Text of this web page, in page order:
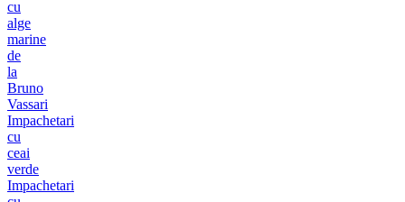
cu
alge
marine
de
la
Bruno
Vassari
Impachetari
cu
ceai
verde
Impachetari